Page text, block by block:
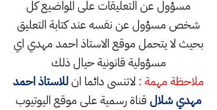
مسؤول عن التعليقات على المواضيع كل
شخص مسؤول عن نفسه عند كتابة التعليق
بحيث لا يتحمل موقع الاستاذ احمد مهدي اي
مسؤولية قانونية حيال ذلك
ملاحظة مهمة : لاتنسى دائما انللاستاذ احمد
مهدي شلال قناة رسمية على موقع اليوتيوب